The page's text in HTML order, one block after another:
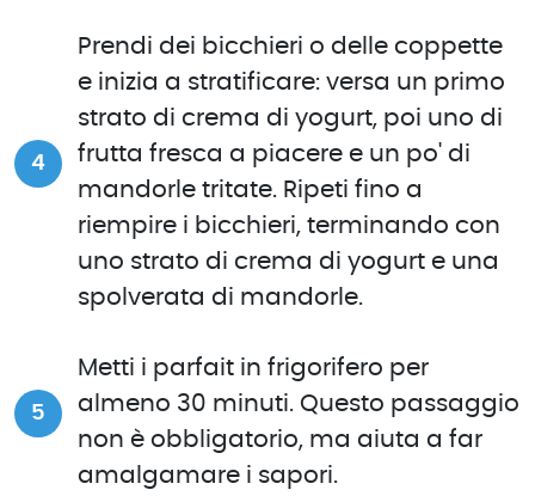
Prendi dei bicchieri o delle coppette
e inizia a stratificare: versa un primo
strato di crema di yogurt, poi uno di
frutta fresca a piacere e un po' di
mandorle tritate. Ripeti fino a
riempire i bicchieri, terminando con
uno strato di crema di yogurt e una
spolverata di mandorle.
Metti i parfait in frigorifero per
almeno 30 minuti. Questo passaggio
non è obbligatorio, ma aiuta a far
amalgamare i sapori.